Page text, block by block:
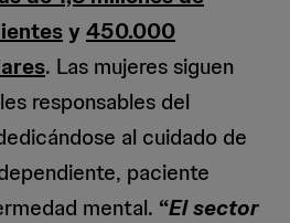
y450.000
. Las mujeres siguen
responsables del
al cuidado de
paciente
mental. “El sector